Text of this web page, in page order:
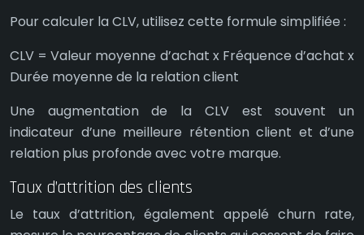
Pour calculer la CLV, utilisez cette formule simplifiée :
CLV = Valeur moyenne d’achat x Fréquence d’achat x
Durée moyenne de la relation client
Une augmentation de la CLV est souvent un
indicateur d’une meilleure rétention client et d’une
relation plus profonde avec votre marque.
Taux d’attrition des clients
Le taux d’attrition, également appelé churn rate,